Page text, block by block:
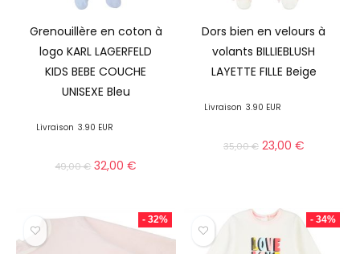
Grenouillère en coton à
logo KARL LAGERFELD
KIDS BEBE COUCHE
UNISEXE Bleu
Livraison 3.90 EUR
49,00€ 32,00€
Dors bien en velours à
volants BILLIEBLUSH
LAYETTE FILLE Beige
Livraison 3.90 EUR
35,00€ 23,00 €
- 32% - 34%